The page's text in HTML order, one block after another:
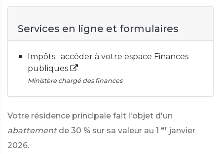
Services en ligne et formulaires
Impôts : accéder à votre espace Finances
publiques
Ministère chargé des finances
Votre résidence principale fait l'objet d'un
abattement de 30 % sur sa valeur au 1 er janvier
2026.